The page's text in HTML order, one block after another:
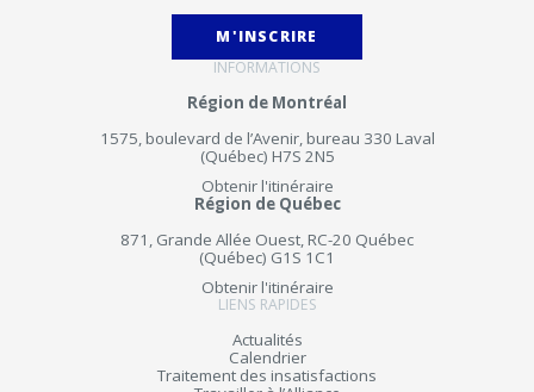
M'INSCRIRE
INFORMATIONS
Région de Montréal
1575, boulevard de l’Avenir, bureau 330 Laval
(Québec) H7S 2N5
Obtenir l'itinéraire
Région de Québec
871, Grande Allée Ouest, RC-20 Québec
(Québec) G1S 1C1
Obtenir l'itinéraire
LIENS RAPIDES
Actualités
Calendrier
Traitement des insatisfactions